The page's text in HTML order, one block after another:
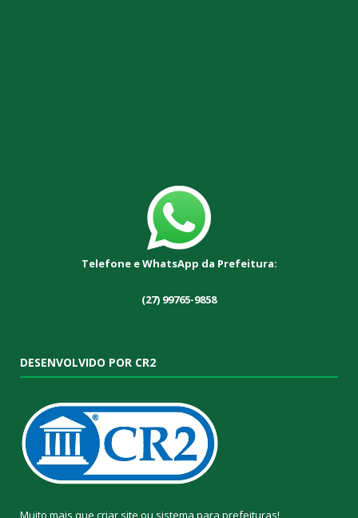
Telefone e WhatsApp da Prefeitura:
(27) 99765-9858
DESENVOLVIDO POR CR2
Muito mais que criar site ou sistema para prefeituras!